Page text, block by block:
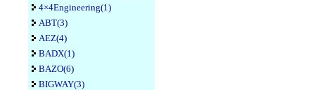
4×4Engineering(1)
ABT(3)
AEZ(4)
BADX(1)
BAZO(6)
BIGWAY(3)